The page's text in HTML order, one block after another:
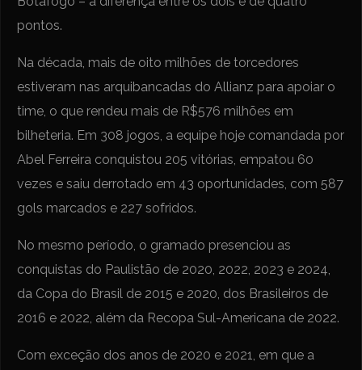
pontos.
Na década, mais de oito milhões de torcedores
estiveram nas arquibancadas do Allianz para apoiar o
time, o que rendeu mais de R$576 milhões em
bilheteria. Em 308 jogos, a equipe hoje comandada por
Abel Ferreira conquistou 205 vitórias, empatou 60
vezes e saiu derrotado em 43 oportunidades, com 587
gols marcados e 227 sofridos.
No mesmo período, o gramado presenciou as
conquistas do Paulistão de 2020, 2022, 2023 e 2024,
da Copa do Brasil de 2015 e 2020, dos Brasileiros de
2016 e 2022, além da Recopa Sul-Americana de 2022.
Com exceção dos anos de 2020 e 2021, em que a